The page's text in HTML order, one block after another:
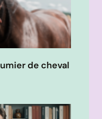
de cheval